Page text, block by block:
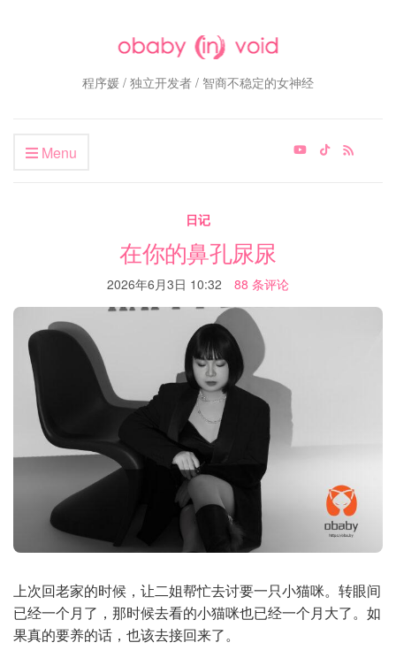
程序媛 / 独立开发者 / 智商不稳定的女神经
Menu
日记
在你的鼻孔尿尿
2026年6月3日 10:32 88 条评论
上次回老家的时候，让二姐帮忙去讨要一只小猫咪。转眼间
已经一个月了，那时候去看的小猫咪也已经一个月大了。如
果真的要养的话，也该去接回来了。